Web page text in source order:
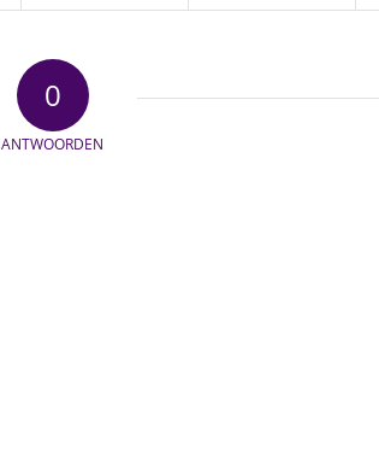
0
ANTWOORDEN